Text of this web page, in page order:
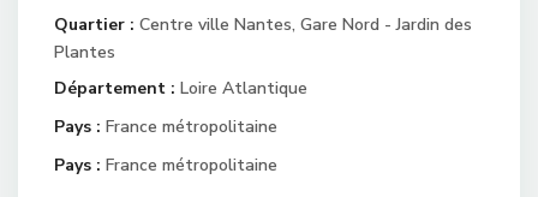
Quartier : Centre ville Nantes, Gare Nord - Jardin des
Plantes
Département : Loire Atlantique
Pays : France métropolitaine
Pays : France métropolitaine